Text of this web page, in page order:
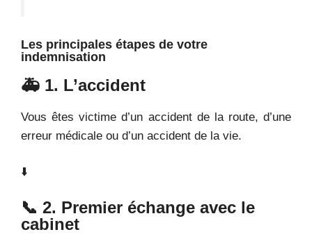
Les principales étapes de votre
indemnisation
🚑 1. L’accident
Vous êtes victime d’un accident de la route, d’une
erreur médicale ou d’un accident de la vie.
⬇️
📞 2. Premier échange avec le
cabinet